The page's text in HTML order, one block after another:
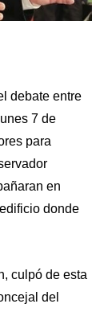
debate entre
7 de
para
en
donde
culpó de esta
del